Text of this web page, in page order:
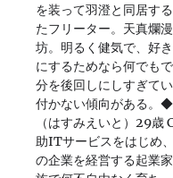
を装って羽澄と同居す
たフリーター。天真爛
坊。明るく健気で、好
にするためなら何でも
分を後回しにしすぎて
付かない傾向がある。
（はすみえいと）29歳
助ITサービスをはじめ
の企業を経営する起業